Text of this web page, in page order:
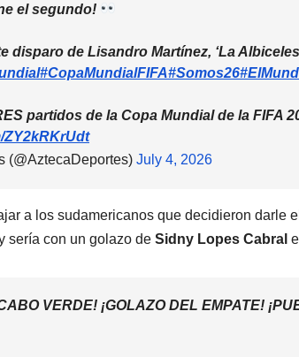
el segundo!
disparo de Lisandro Martínez, ‘La
#CopaMundialFIFA#Somos26
partidos de la Copa Mundial de la FIFA
ZY2kRKrUdt
(@AztecaDeportes) July 4, 2026
a los sudamericanos que decidieron darle
sería con un golazo de Sidny Lopes Cabral
VERDE! ¡GOLAZO DEL EMPATE!